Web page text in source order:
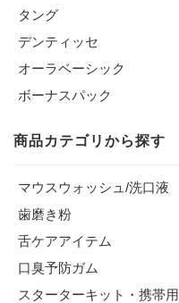
タング
デンティッセ
オーラベーシック
ボーナスパック
商品カテゴリから探す
マウスウォッシュ/洗口液
歯磨き粉
舌ケアアイテム
口臭予防ガム
スターターキット・携帯用